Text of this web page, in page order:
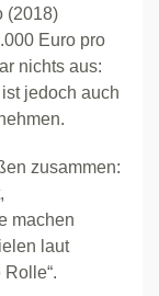
(2018)
Euro pro
nichts aus:
jedoch auch
zusammen:
machen
laut